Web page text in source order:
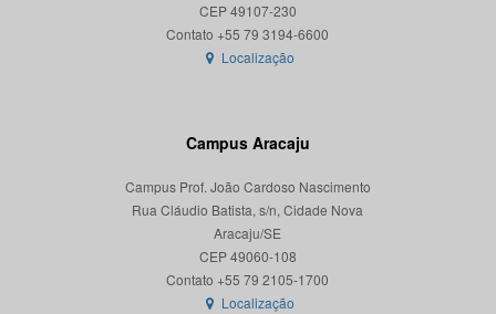
CEP 49107-230
Localização
Campus Aracaju
Campus Prof. João Cardoso Nascimento
Rua Cláudio Batista, s/n, Cidade Nova
Aracaju/SE
CEP 49060-108
Localização